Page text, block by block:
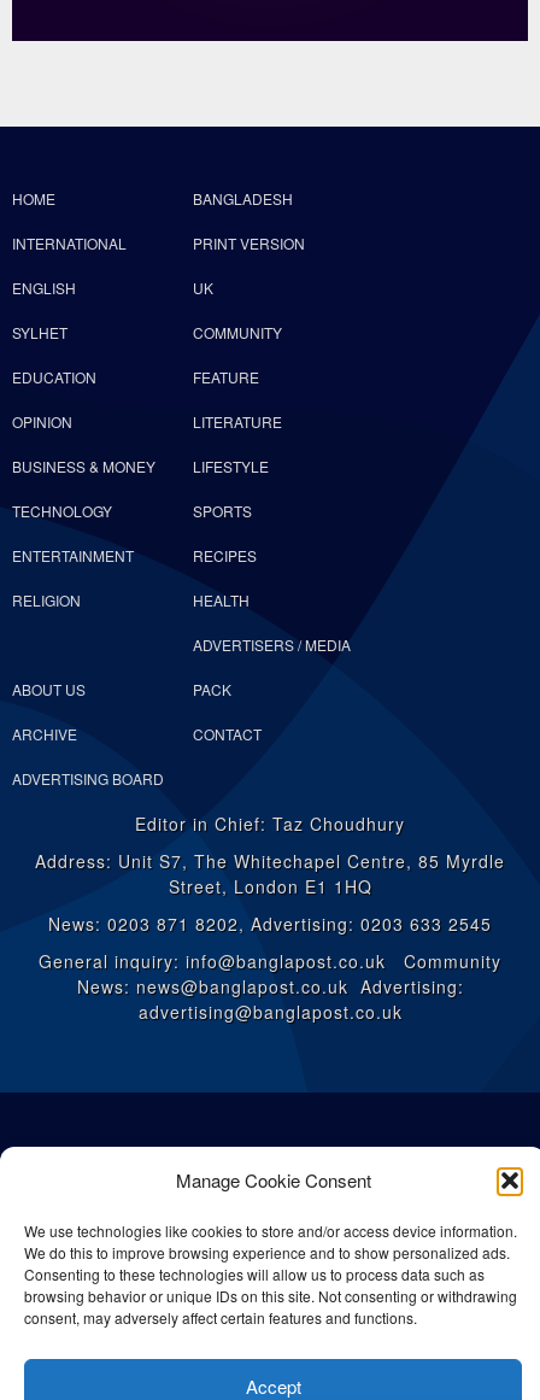
Manage Cookie Consent
We use technologies like cookies to store and/or access device information.
We do this to improve browsing experience and to show personalized ads.
Consenting to these technologies will allow us to process data such as
browsing behavior or unique IDs on this site. Not consenting or withdrawing
consent, may adversely affect certain features and functions.
Accept
HOME BANGLADESH
INTERNATIONAL PRINT VERSION
ENGLISH UK
SYLHET COMMUNITY
EDUCATION FEATURE
OPINION LITERATURE
BUSINESS & MONEY LIFESTYLE
TECHNOLOGY SPORTS
ENTERTAINMENT RECIPES
RELIGION HEALTH
ABOUT US
ADVERTISERS / MEDIA
PACK
ARCHIVE CONTACT
ADVERTISING BOARD
Editor in Chief: Taz Choudhury
Address: Unit S7, The Whitechapel Centre, 85 Myrdle
Street, London E1 1HQ
News: 0203 871 8202, Advertising: 0203 633 2545
General inquiry: info@banglapost.co.uk Community
News: news@banglapost.co.uk Advertising:
advertising@banglapost.co.uk
© All rights reserved Bangla Post2026| Any unauthorised use or